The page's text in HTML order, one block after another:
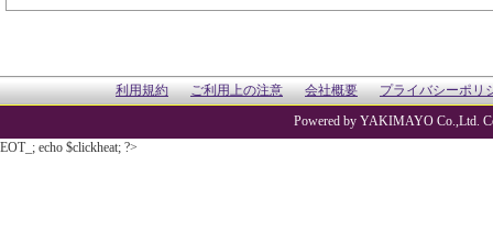
利用規約 ご利用上の注意 会社概要 プライバシーポリ
Powered by YAKIMAYO Co.,Ltd.
EOT_; echo $clickheat; ?>